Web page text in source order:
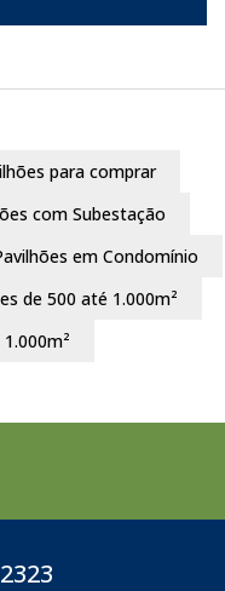
para comprar
com Subestação
em Condomínio
de 500 até 1.000m²